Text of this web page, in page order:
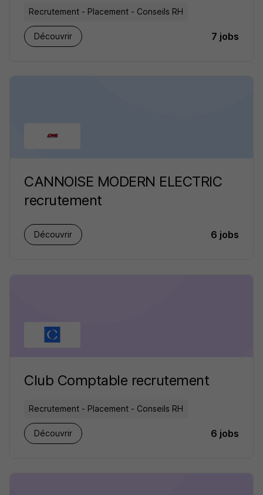
Recrutement - Placement - Conseils RH
Découvrir 7 jobs
CANNOISE MODERN ELECTRIC
recrutement
Découvrir 6 jobs
Club Comptable recrutement
Recrutement - Placement - Conseils RH
Découvrir 6 jobs